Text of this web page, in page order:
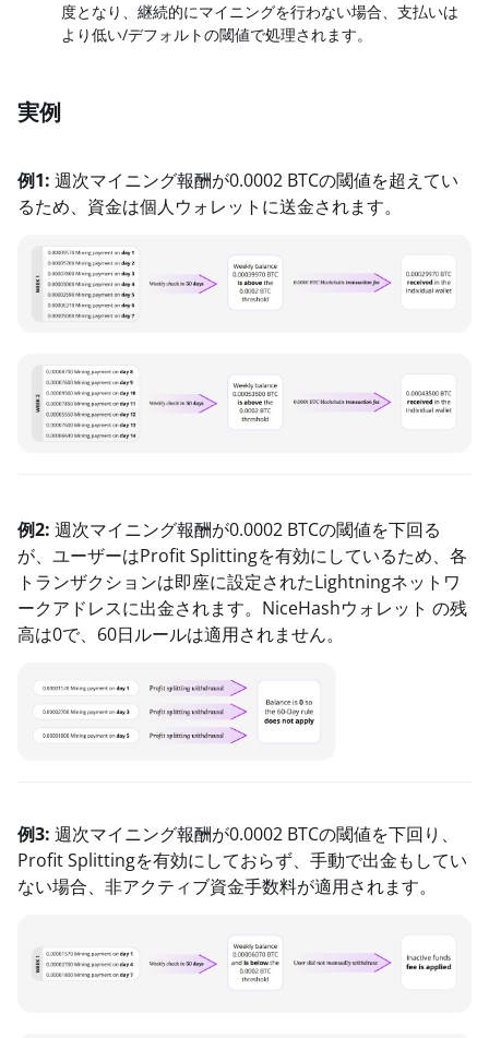
度となり、継続的にマイニングを行わない場合、支払いは
より低い/デフォルトの閾値で処理されます。
実例
例1: 週次マイニング報酬が0.0002 BTCの閾値を超えてい
るため、資金は個人ウォレットに送金されます。
例2: 週次マイニング報酬が0.0002 BTCの閾値を下回る
が、ユーザーはProfit Splittingを有効にしているため、 各
トランザクションは即座に設定されたLightningネットワ
ークアドレスに出金されます。NiceHashウォレット の残
高は0で、60日ルールは適用されません。
例3: 週次マイニング報酬が0.0002 BTCの閾値を下回り、
Profit Splittingを有効にしておらず、手動で出金もしてい
ない場合、非アクティブ資金手数料が適用されます。